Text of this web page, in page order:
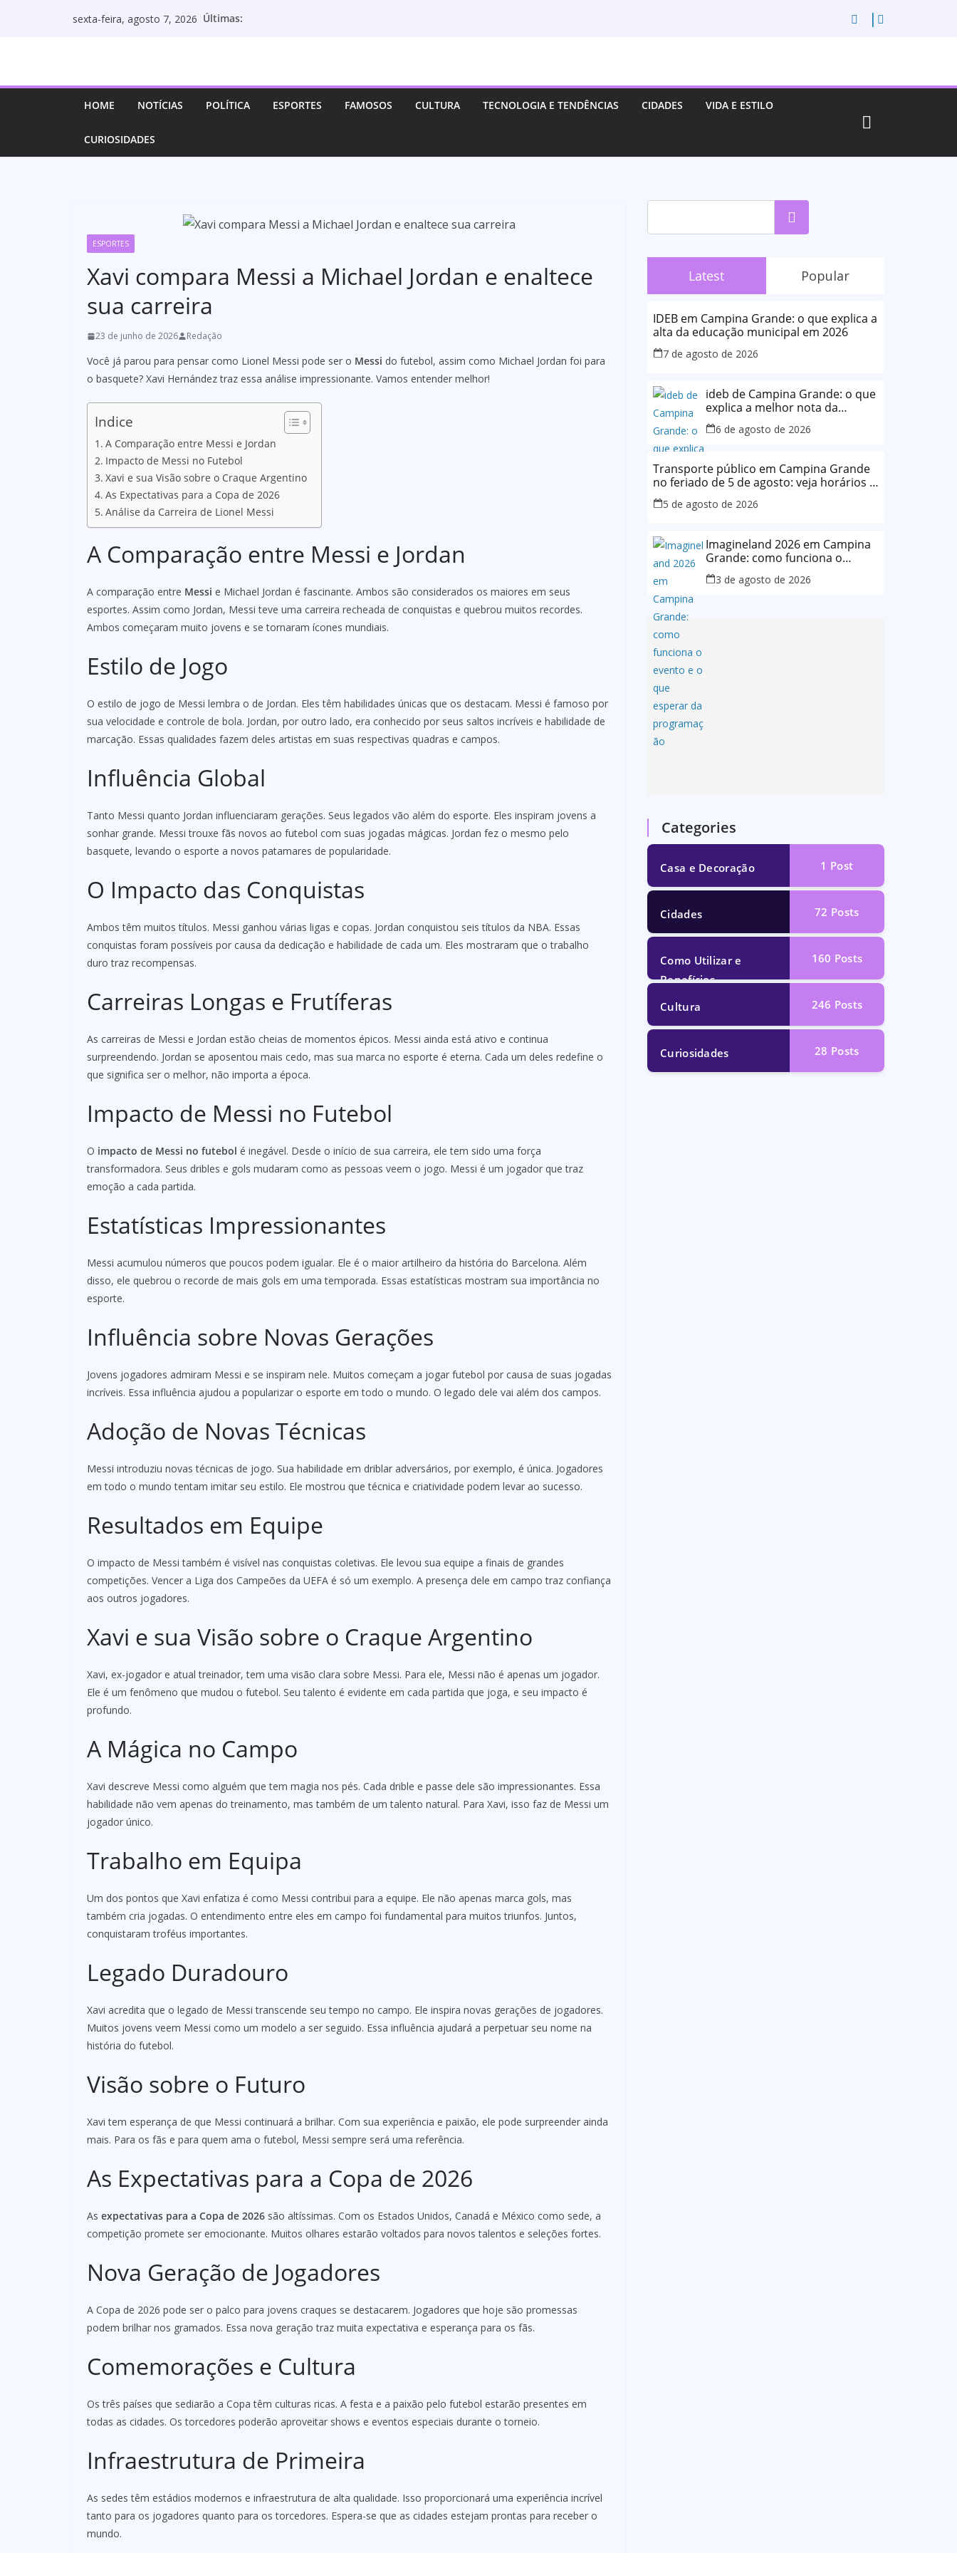
sexta-feira, agosto 7, 2026 Últimas:
HOME NOTÍCIAS POLÍTICA ESPORTES FAMOSOS CULTURA TECNOLOGIA E TENDÊNCIAS CIDADES VIDA E ESTILO
CURIOSIDADES
ESPORTES
Xavi compara Messi a Michael Jordan e enaltece
sua carreira
23 de junho de 2026 Redação
Você já parou para pensar como Lionel Messi pode ser o Messi do futebol, assim como Michael Jordan foi para
o basquete? Xavi Hernández traz essa análise impressionante. Vamos entender melhor!
Indice
A Comparação entre Messi e Jordan
Impacto de Messi no Futebol
Xavi e sua Visão sobre o Craque Argentino
As Expectativas para a Copa de 2026
Análise da Carreira de Lionel Messi
A Comparação entre Messi e Jordan
A comparação entre Messi e Michael Jordan é fascinante. Ambos são considerados os maiores em seus
esportes. Assim como Jordan, Messi teve uma carreira recheada de conquistas e quebrou muitos recordes.
Ambos começaram muito jovens e se tornaram ícones mundiais.
Estilo de Jogo
O estilo de jogo de Messi lembra o de Jordan. Eles têm habilidades únicas que os destacam. Messi é famoso por
sua velocidade e controle de bola. Jordan, por outro lado, era conhecido por seus saltos incríveis e habilidade de
marcação. Essas qualidades fazem deles artistas em suas respectivas quadras e campos.
Influência Global
Tanto Messi quanto Jordan influenciaram gerações. Seus legados vão além do esporte. Eles inspiram jovens a
sonhar grande. Messi trouxe fãs novos ao futebol com suas jogadas mágicas. Jordan fez o mesmo pelo
basquete, levando o esporte a novos patamares de popularidade.
O Impacto das Conquistas
Ambos têm muitos títulos. Messi ganhou várias ligas e copas. Jordan conquistou seis títulos da NBA. Essas
conquistas foram possíveis por causa da dedicação e habilidade de cada um. Eles mostraram que o trabalho
duro traz recompensas.
Carreiras Longas e Frutíferas
As carreiras de Messi e Jordan estão cheias de momentos épicos. Messi ainda está ativo e continua
surpreendendo. Jordan se aposentou mais cedo, mas sua marca no esporte é eterna. Cada um deles redefine o
que significa ser o melhor, não importa a época.
Impacto de Messi no Futebol
O impacto de Messi no futebol é inegável. Desde o início de sua carreira, ele tem sido uma força
transformadora. Seus dribles e gols mudaram como as pessoas veem o jogo. Messi é um jogador que traz
emoção a cada partida.
Estatísticas Impressionantes
Messi acumulou números que poucos podem igualar. Ele é o maior artilheiro da história do Barcelona. Além
disso, ele quebrou o recorde de mais gols em uma temporada. Essas estatísticas mostram sua importância no
esporte.
Influência sobre Novas Gerações
Jovens jogadores admiram Messi e se inspiram nele. Muitos começam a jogar futebol por causa de suas jogadas
incríveis. Essa influência ajudou a popularizar o esporte em todo o mundo. O legado dele vai além dos campos.
Adoção de Novas Técnicas
Messi introduziu novas técnicas de jogo. Sua habilidade em driblar adversários, por exemplo, é única. Jogadores
em todo o mundo tentam imitar seu estilo. Ele mostrou que técnica e criatividade podem levar ao sucesso.
Resultados em Equipe
O impacto de Messi também é visível nas conquistas coletivas. Ele levou sua equipe a finais de grandes
competições. Vencer a Liga dos Campeões da UEFA é só um exemplo. A presença dele em campo traz confiança
aos outros jogadores.
Xavi e sua Visão sobre o Craque Argentino
Xavi, ex-jogador e atual treinador, tem uma visão clara sobre Messi. Para ele, Messi não é apenas um jogador.
Ele é um fenômeno que mudou o futebol. Seu talento é evidente em cada partida que joga, e seu impacto é
profundo.
A Mágica no Campo
Xavi descreve Messi como alguém que tem magia nos pés. Cada drible e passe dele são impressionantes. Essa
habilidade não vem apenas do treinamento, mas também de um talento natural. Para Xavi, isso faz de Messi um
jogador único.
Trabalho em Equipa
Um dos pontos que Xavi enfatiza é como Messi contribui para a equipe. Ele não apenas marca gols, mas
também cria jogadas. O entendimento entre eles em campo foi fundamental para muitos triunfos. Juntos,
conquistaram troféus importantes.
Legado Duradouro
Xavi acredita que o legado de Messi transcende seu tempo no campo. Ele inspira novas gerações de jogadores.
Muitos jovens veem Messi como um modelo a ser seguido. Essa influência ajudará a perpetuar seu nome na
história do futebol.
Visão sobre o Futuro
Xavi tem esperança de que Messi continuará a brilhar. Com sua experiência e paixão, ele pode surpreender ainda
mais. Para os fãs e para quem ama o futebol, Messi sempre será uma referência.
As Expectativas para a Copa de 2026
As expectativas para a Copa de 2026 são altíssimas. Com os Estados Unidos, Canadá e México como sede, a
competição promete ser emocionante. Muitos olhares estarão voltados para novos talentos e seleções fortes.
Nova Geração de Jogadores
A Copa de 2026 pode ser o palco para jovens craques se destacarem. Jogadores que hoje são promessas
podem brilhar nos gramados. Essa nova geração traz muita expectativa e esperança para os fãs.
Comemorações e Cultura
Os três países que sediarão a Copa têm culturas ricas. A festa e a paixão pelo futebol estarão presentes em
todas as cidades. Os torcedores poderão aproveitar shows e eventos especiais durante o torneio.
Infraestrutura de Primeira
As sedes têm estádios modernos e infraestrutura de alta qualidade. Isso proporcionará uma experiência incrível
tanto para os jogadores quanto para os torcedores. Espera-se que as cidades estejam prontas para receber o
mundo.
Pesquisar
Latest Popular
IDEB em Campina Grande: o que explica a
alta da educação municipal em 2026
7 de agosto de 2026
ideb de Campina Grande: o que
explica a melhor nota da
história da rede municipal
6 de agosto de 2026
Transporte público em Campina Grande
no feriado de 5 de agosto: veja horários e
o que muda
5 de agosto de 2026
Imagineland 2026 em Campina
Grande: como funciona o
evento e o que esperar da
programação
3 de agosto de 2026
Categories
Casa e Decoração 1 Post
Cidades 72 Posts
Como Utilizar e
Benefícios
160 Posts
Cultura 246 Posts
Curiosidades 28 Posts